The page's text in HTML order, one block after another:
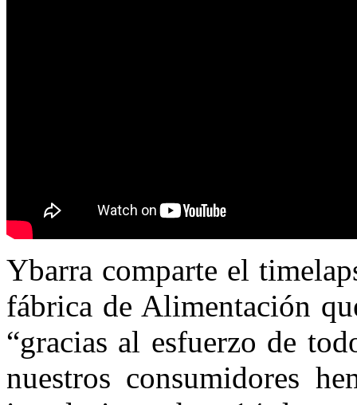
Ybarra comparte el
fábrica de Alimentación
“gracias al esfuerzo de
nuestros consumidores